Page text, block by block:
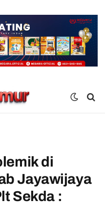
di
Jayawijaya
Sekda :